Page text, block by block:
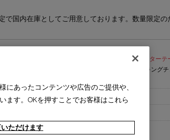
国内在庫としてご用意しております。数量限定の
カウンターテ
スタッキング
にあったコンテンツや広告のご提供や、
ます。OKを押すことでお客様はこれら
ただけます